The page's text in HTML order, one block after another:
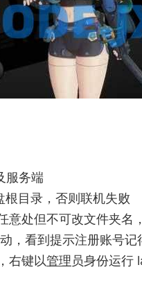
服务端
根目录，否则联机失败
意处但不可改文件夹名
，看到提示注册账号记
右键以管理员身份运行